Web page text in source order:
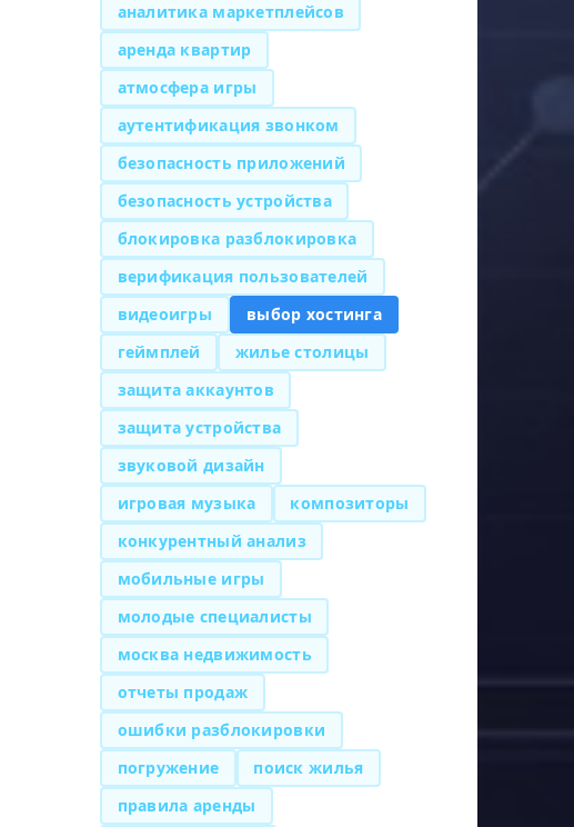
аналитика маркетплейсов
аренда квартир
атмосфера игры
аутентификация звонком
безопасность приложений
безопасность устройства
блокировка разблокировка
верификация пользователей
видеоигры
выбор хостинга
геймплей
жилье столицы
защита аккаунтов
защита устройства
звуковой дизайн
игровая музыка
композиторы
конкурентный анализ
мобильные игры
молодые специалисты
москва недвижимость
отчеты продаж
ошибки разблокировки
погружение
поиск жилья
правила аренды